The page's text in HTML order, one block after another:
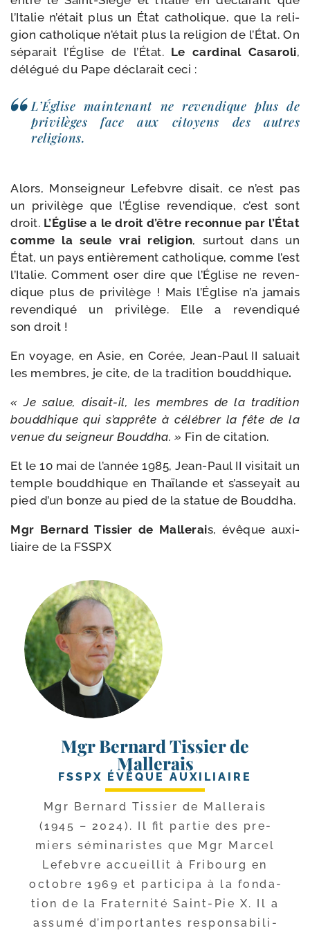
l’Italie n’était plus un État catho­lique, que la reli­
gion catho­lique n’était plus la reli­gion de l’État. On
sépa­rait l’Église de l’État. Le car­di­nal Casaroli,
délé­gué du Pape décla­rait ceci :
L’Église main­te­nant ne reven­dique plus de
pri­vi­lèges face aux citoyens des autres
religions.
Alors, Monseigneur Lefebvre disait, ce n’est pas
un pri­vi­lège que l’Église reven­dique, c’est sont
droit. L’Église a le droit d’être recon­nue par l’État
comme la seule vrai reli­gion, sur­tout dans un
État, un pays entiè­re­ment catho­lique, comme l’est
l’Italie. Comment oser dire que l’Église ne reven­
dique plus de pri­vi­lège ! Mais l’Église n’a jamais
reven­di­qué un pri­vi­lège. Elle a reven­di­qué
son droit !
En voyage, en Asie, en Corée, Jean-​Paul II saluait
les membres, je cite, de la tra­di­tion boud­dhique.
« Je salue, disait-​il, les membres de la tra­di­tion
boud­dhique qui s’apprête à célé­brer la fête de la
venue du sei­gneur Bouddha. » Fin de citation.
Et le 10 mai de l’année 1985, Jean-​Paul II visi­tait un
temple boud­dhique en Thaïlande et s’asseyait au
pied d’un bonze au pied de la sta­tue de Bouddha.
Mgr Bernard Tissier de Mallerais, évêque auxi­
liaire de la FSSPX
Mgr Bernard Tissier de
Mallerais
FSSPX ÉVÊQUE AUXILIAIRE
Mgr Bernard Tissier de Mallerais
(1945 – 2024). Il fit par­tie des pre­
miers sémi­na­ristes que Mgr Marcel
Lefebvre accueillit à Fribourg en
octobre 1969 et par­ti­ci­pa à la fon­da­
tion de la Fraternité Saint-​Pie X. Il a
assu­mé d’im­por­tantes res­pon­sa­bi­li­